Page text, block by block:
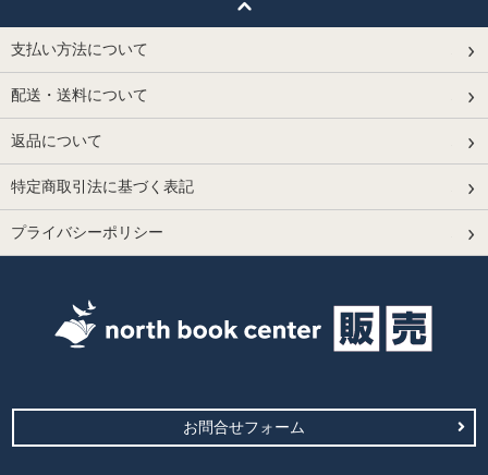
支払い方法について
配送・送料について
返品について
特定商取引法に基づく表記
プライバシーポリシー
お問合せフォーム